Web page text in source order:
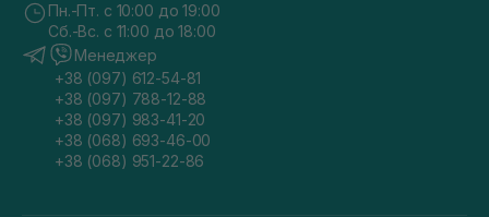
Пн.-Пт. с 10:00 до 19:00
Сб.-Вс. с 11:00 до 18:00
Менеджер
+38 (097) 612-54-81
+38 (097) 788-12-88
+38 (097) 983-41-20
+38 (068) 693-46-00
+38 (068) 951-22-86